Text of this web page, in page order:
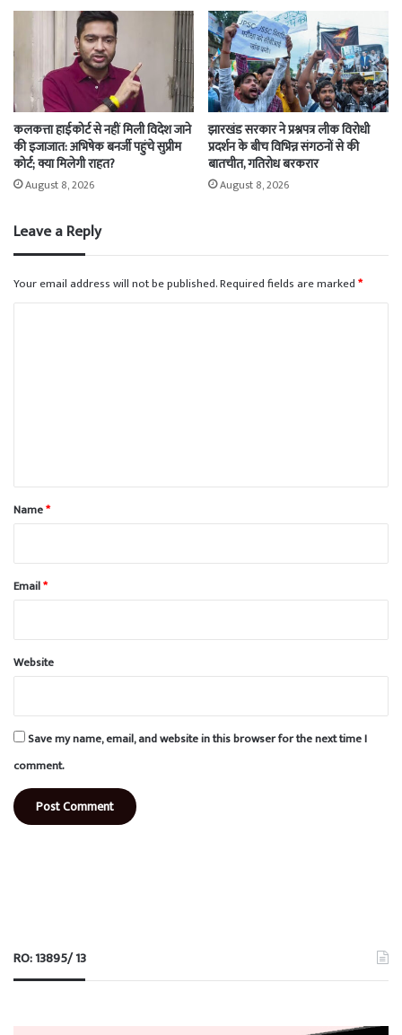
कलकत्ता हाईकोर्ट से नहीं मिली विदेश जाने
की इजाजात: अभिषेक बनर्जी पहुंचे सुप्रीम
कोर्ट; क्या मिलेगी राहत?
August 8, 2026
झारखंड सरकार ने प्रश्नपत्र लीक विरोधी
प्रदर्शन के बीच विभिन्न संगठनों से की
बातचीत, गतिरोध बरकरार
August 8, 2026
Leave a Reply
Your email address will not be published.Required fields are marked*
*
Name*
Email*
Website
Save my name, email, and website in this browser for the next time I
comment.
RO: 13895/ 13